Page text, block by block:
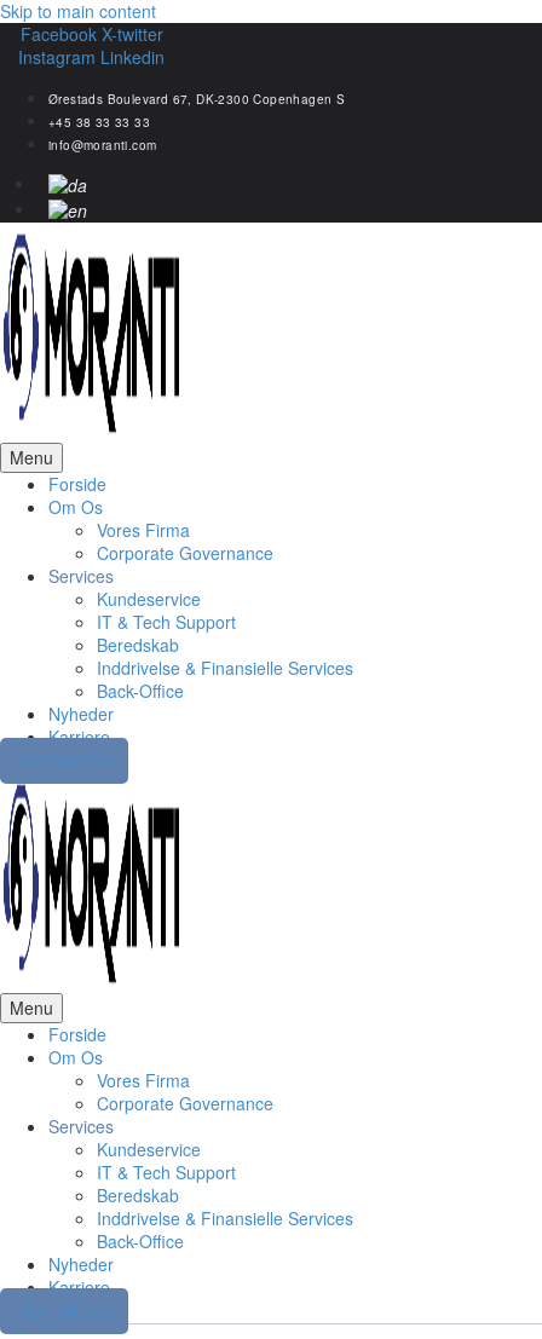
Skip to main content
Facebook X-twitter
Instagram Linkedin
Ørestads Boulevard 67, DK-2300 Copenhagen S
+45 38 33 33 33
info@moranti.com
Menu
Forside
Om Os
Vores Firma
Corporate Governance
Services
Kundeservice
IT & Tech Support
Beredskab
Inddrivelse & Finansielle Services
Back-Office
Nyheder
Karriere
Kontakt os
Menu
Forside
Om Os
Vores Firma
Corporate Governance
Services
Kundeservice
IT & Tech Support
Beredskab
Inddrivelse & Finansielle Services
Back-Office
Nyheder
Karriere
Kontakt os